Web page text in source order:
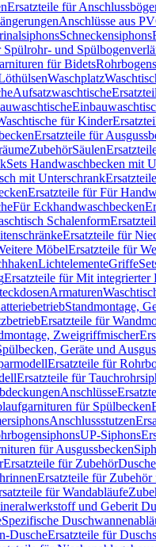
Ersatzteile für
Anschlüsse aus
Schneckensiphons
Spülrohr- und
für Bidets
Waschplatz
Aufsatzwaschtische
für Kinder
Ersatzteile für
ZubehörSäulen
Sets Handwaschbecken mit
mit Unterschrank
Ersatzteile für Für
Für Eckhandwaschbecken
Schalenform
Ersatzteile für
MöbelErsatzteile für
LichtelementeGriffe
Ersatzteile für Mit integrierter
Armaturen
Standmontage,
Ersatzteile für
Zweigriffmischer
Geräte und
Ersatzteile für
Ersatzteile für
Anschlüsse
für Spülbecken
Anschlussstutzen
UP-Siphons
für Ausgussbecken
Ersatzteile für Zubehör
Ersatzteile für
für Wandabläufe
und Geberit
Spezifische
DuscheErsatzteile für